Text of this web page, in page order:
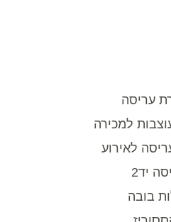
עריסה
למכירה
לאירוע
יד2
בובה